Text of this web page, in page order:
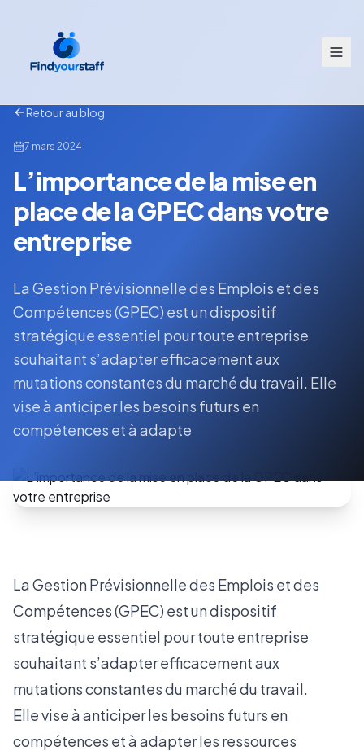
Retour au blog
7 mars 2024
L’importance de la mise en
place de la GPEC dans votre
entreprise
La Gestion Prévisionnelle des Emplois et des
Compétences (GPEC) est un dispositif
stratégique essentiel pour toute entreprise
souhaitant s’adapter efficacement aux
mutations constantes du marché du travail. Elle
vise à anticiper les besoins futurs en
compétences et à adapte
La Gestion Prévisionnelle des Emplois et des
Compétences (GPEC) est un dispositif
stratégique essentiel pour toute entreprise
souhaitant s’adapter efficacement aux
mutations constantes du marché du travail.
Elle vise à anticiper les besoins futurs en
compétences et à adapter les ressources